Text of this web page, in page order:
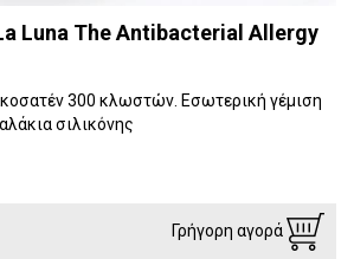
Luna The Antibacterial Allergy
300 κλωστών. Εσωτερική γέμιση
σιλικόνης
Γρήγορη αγορά